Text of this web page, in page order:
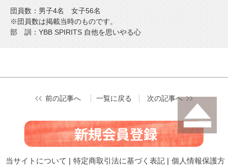
団員数：男子4名 女子56名
※団員数は掲載当時のものです。
部 訓：YBB SPIRITS 自他を思いやる心
前の記事へ 一覧に戻る 次の記事へ
当サイトについて | 特定商取引法に基づく表記 | 個人情報保護方